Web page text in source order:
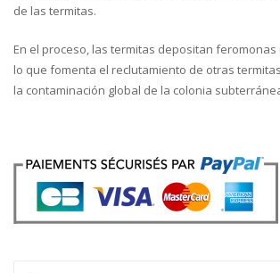
de las termitas.
En el proceso, las termitas depositan
lo que fomenta el reclutamiento de otras
la contaminación global de la colonia